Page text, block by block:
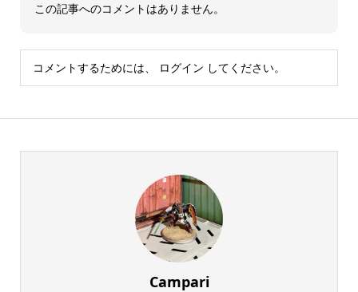
この記事へのコメントはありません。
コメントするためには、 ログイン してください。
Campari